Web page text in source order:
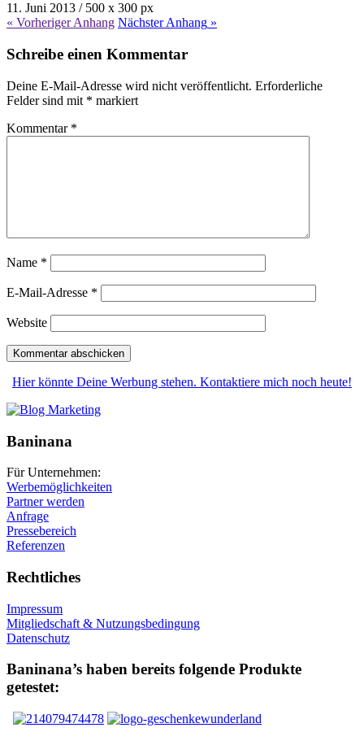
11. Juni 2013 / 500 x 300 px
« VorherigerAnhang NächsterAnhang »
Schreibe einen Kommentar
Deine E-Mail-Adresse wird nicht veröffentlicht. Erforderliche
Felder sind mit * markiert
Kommentar *
Name *
E-Mail-Adresse *
Website
Hier könnte Deine Werbung stehen. Kontaktiere mich noch heute!
Baninana
Für Unternehmen:
Werbemöglichkeiten
Partner werden
Anfrage
Pressebereich
Referenzen
Rechtliches
Impressum
Mitgliedschaft & Nutzungsbedingung
Datenschutz
Baninana’s haben bereits folgende Produkte
getestet: